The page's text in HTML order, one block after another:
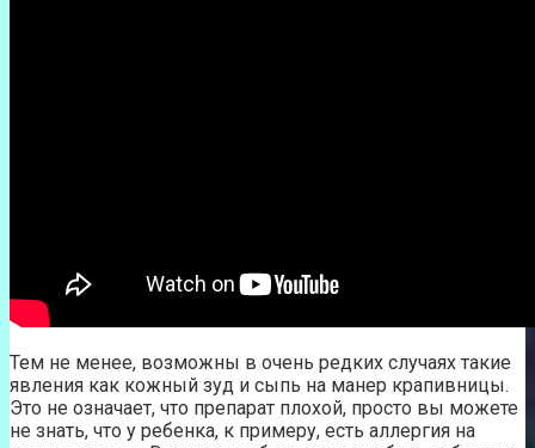
Тем не менее, возможны в очень редких случаях такие
явления как кожный зуд и сыпь на манер крапивницы.
Это не означает, что препарат плохой, просто вы можете
не знать, что у ребенка, к примеру, есть аллергия на